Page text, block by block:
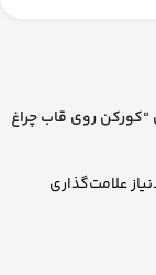
“کورکن روی قاب چراغ
علامت‌گذاری